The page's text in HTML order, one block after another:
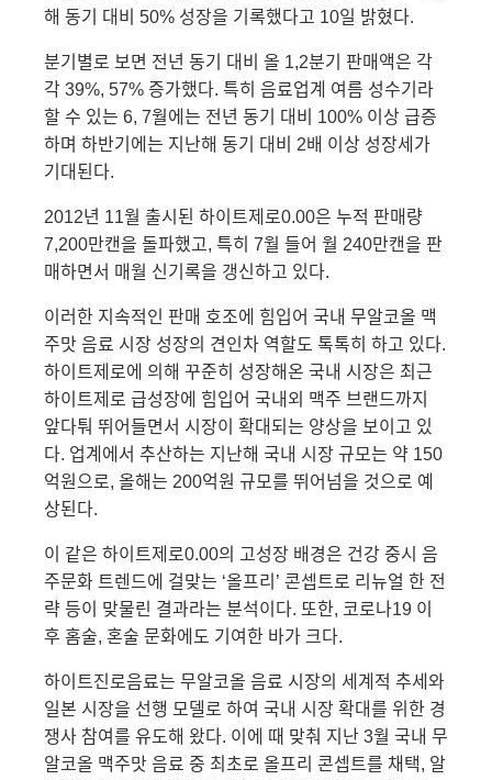
해 동기 대비 50% 성장을 기록했다고 10일 밝혔다.
분기별로 보면 전년 동기 대비 올 1,2분기 판매액은 각
각 39%, 57% 증가했다. 특히 음료업계 여름 성수기라
할 수 있는 6, 7월에는 전년 동기 대비 100% 이상 급증
하며 하반기에는 지난해 동기 대비
2배 이상 성장세가
기대된다.
2012년 11월 출시된 하이트제로0.00은 누적 판매량
7,200만캔을 돌파했고, 특히 7월 들어 월 240만캔을 판
매하면서 매월 신기록을 갱신하고 있다.
이러한 지속적인 판매 호조에 힘입어 국내 무알코올 맥
주맛 음료 시장 성장의 견인차 역할도 톡톡히 하고 있다.
하이트제로에 의해 꾸준히 성장해온 국내 시장은 최근
하이트제로 급성장에 힘입어 국내외 맥주 브랜드까지
앞다퉈 뛰어들면서 시장이 확대되는 양상을 보이고 있
다. 업계에서 추산하는 지난해 국내 시장 규모는 약 150
억원으로, 올해는 200억원 규모를 뛰어넘을 것으로 예
상된다.
이 같은 하이트제로0.00의 고성장 배경은 건강 중시 음
주문화 트렌드에 걸맞는 ‘올프리’ 콘셉트로 리뉴얼 한 전
략 등이 맞물린 결과라는 분석이다. 또한, 코로나19 이
후 홈술, 혼술 문화에도 기여한 바가 크다.
하이트진로음료는 무알코올 음료 시장의 세계적 추세와
일본 시장을 선행 모델로 하여 국내 시장 확대를 위한 경
쟁사 참여를 유도해 왔다. 이에 때 맞춰 지난 3월 국내 무
알코올 맥주맛 음료 중 최초로 올프리 콘셉트를 채택, 알